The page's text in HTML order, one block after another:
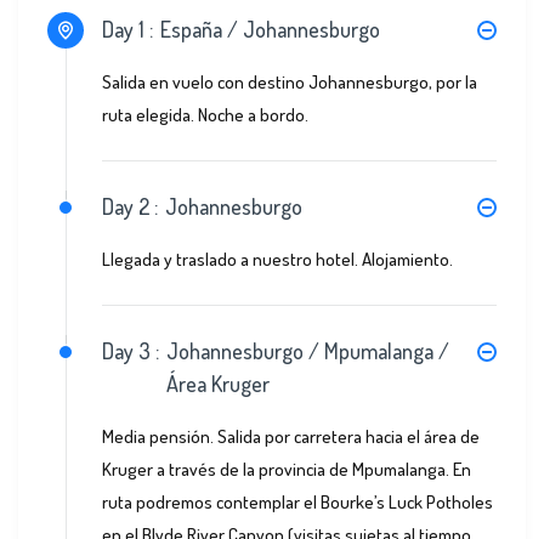
Day 1 : España / Johannesburgo
Salida en vuelo con destino Johannesburgo, por la
ruta elegida. Noche a bordo.
Day 2 : Johannesburgo
Llegada y traslado a nuestro hotel. Alojamiento.
Day 3 : Johannesburgo / Mpumalanga /
Área Kruger
Media pensión. Salida por carretera hacia el área de
Kruger a través de la provincia de Mpumalanga. En
ruta podremos contemplar el Bourke’s Luck Potholes